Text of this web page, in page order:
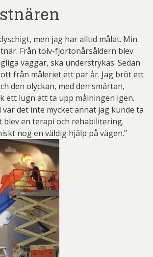
men jag har alltid målat. Min
Från tolv-fjortonårsåldern blev
väggar, ska understrykas. Sedan
från måleriet ett par år. Jag bröt ett
den olyckan, med den smärtan,
ett lugn att ta upp målningen igen.
det inte mycket annat jag kunde ta
blev en terapi och rehabilitering.
nog en väldig hjälp på vägen.”